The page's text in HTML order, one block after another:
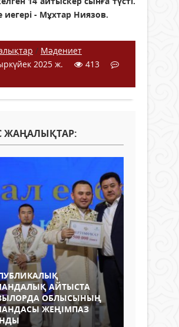
иегері - Мұхтар Ниязов.
/ Мәдениет
2025 ж.
413
ЖАҢАЛЫҚТАР:
АЙТЫСТА
ОБЛЫСЫНЫҢ
ЖЕҢІМПАЗ